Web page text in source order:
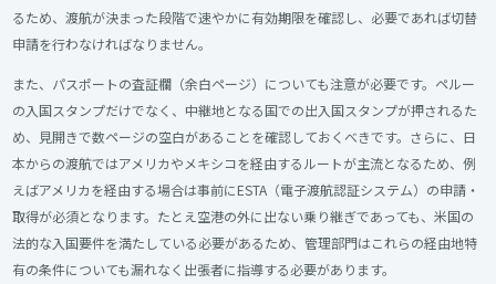
るため、渡航が決まった段階で速やかに有効期限を確認し、必要であれば切替
申請を行わなければなりません。
また、パスポートの査証欄（余白ページ）についても注意が必要です。ペルー
の入国スタンプだけでなく、中継地となる国での出入国スタンプが押されるた
め、見開きで数ページの空白があることを確認しておくべきです。さらに、日
本からの渡航ではアメリカやメキシコを経由するルートが主流となるため、例
えばアメリカを経由する場合は事前にESTA（電子渡航認証システム）の申請・
取得が必須となります。たとえ空港の外に出ない乗り継ぎであっても、米国の
法的な入国要件を満たしている必要があるため、管理部門はこれらの経由地特
有の条件についても漏れなく出張者に指導する必要があります。